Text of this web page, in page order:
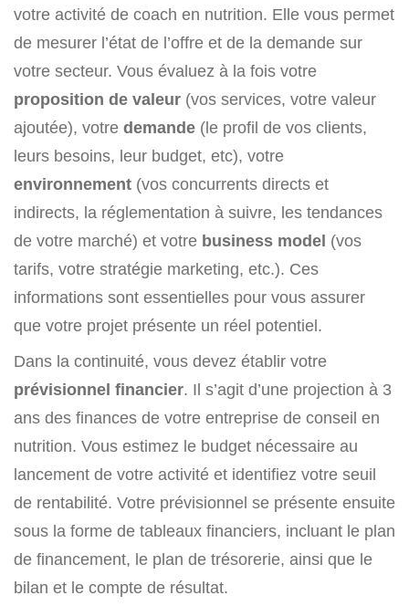
votre activité de coach en nutrition. Elle vous permet
de mesurer l’état de l’offre et de la demande sur
votre secteur. Vous évaluez à la fois votre
proposition de valeur (vos services, votre valeur
ajoutée), votre demande (le profil de vos clients,
leurs besoins, leur budget, etc), votre
environnement (vos concurrents directs et
indirects, la réglementation à suivre, les tendances
de votre marché) et votre business model (vos
tarifs, votre stratégie marketing, etc.). Ces
informations sont essentielles pour vous assurer
que votre projet présente un réel potentiel.
Dans la continuité, vous devez établir votre
prévisionnel financier. Il s’agit d’une projection à 3
ans des finances de votre entreprise de conseil en
nutrition. Vous estimez le budget nécessaire au
lancement de votre activité et identifiez votre seuil
de rentabilité. Votre prévisionnel se présente ensuite
sous la forme de tableaux financiers, incluant le plan
de financement, le plan de trésorerie, ainsi que le
bilan et le compte de résultat.